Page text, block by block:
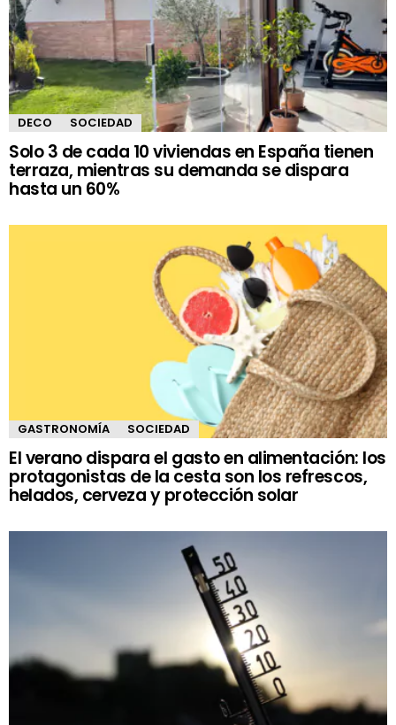
DECO SOCIEDAD
Solo 3 de cada 10 viviendas en España tienen
terraza, mientras su demanda se dispara
hasta un 60%
GASTRONOMÍA SOCIEDAD
El verano dispara el gasto en alimentación: los
protagonistas de la cesta son los refrescos,
helados, cerveza y protección solar